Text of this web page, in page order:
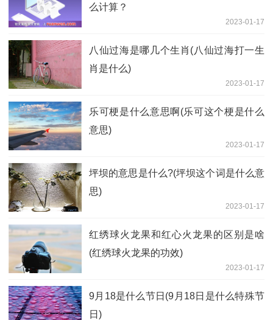
么计算？
2023-01-17
八仙过海是哪几个生肖(八仙过海打一生
肖是什么)
2023-01-17
乐可梗是什么意思啊(乐可这个梗是什么
意思)
2023-01-17
坪坝的意思是什么?(坪坝这个词是什么意
思)
2023-01-17
红绣球火龙果和红心火龙果的区别是啥
(红绣球火龙果的功效)
2023-01-17
9月18是什么节日(9月18日是什么特殊节
日)